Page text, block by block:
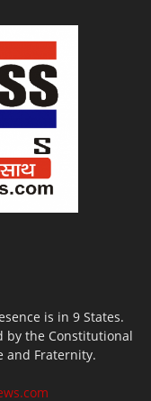
is in 9 States.
by the Constitutional
and Fraternity.